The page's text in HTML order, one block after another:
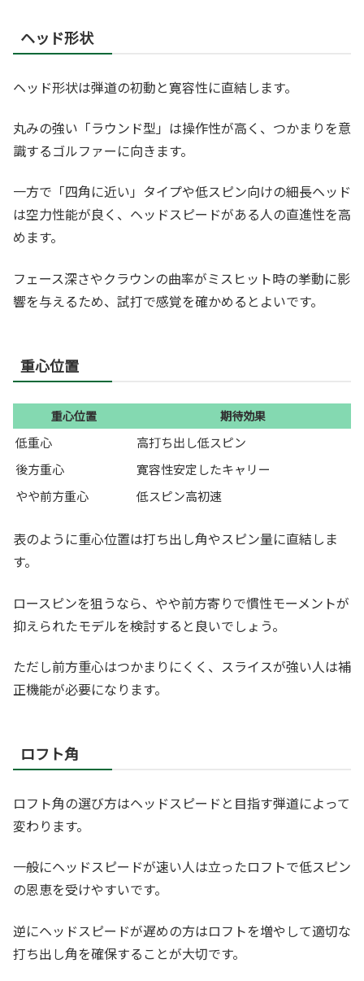
ヘッド形状
ヘッド形状は弾道の初動と寛容性に直結します。
丸みの強い「ラウンド型」は操作性が高く、つかまりを意
識するゴルファーに向きます。
一方で「四角に近い」タイプや低スピン向けの細長ヘッド
は空力性能が良く、ヘッドスピードがある人の直進性を高
めます。
フェース深さやクラウンの曲率がミスヒット時の挙動に影
響を与えるため、試打で感覚を確かめるとよいです。
重心位置
重心位置 期待効果
低重心
高打ち出し低スピン
後方重心
寛容性安定したキャリー
やや前方重心
低スピン高初速
表のように重心位置は打ち出し角やスピン量に直結しま
す。
ロースピンを狙うなら、やや前方寄りで慣性モーメントが
抑えられたモデルを検討すると良いでしょう。
ただし前方重心はつかまりにくく、スライスが強い人は補
正機能が必要になります。
ロフト角
ロフト角の選び方はヘッドスピードと目指す弾道によって
変わります。
一般にヘッドスピードが速い人は立ったロフトで低スピン
の恩恵を受けやすいです。
逆にヘッドスピードが遅めの方はロフトを増やして適切な
打ち出し角を確保することが大切です。